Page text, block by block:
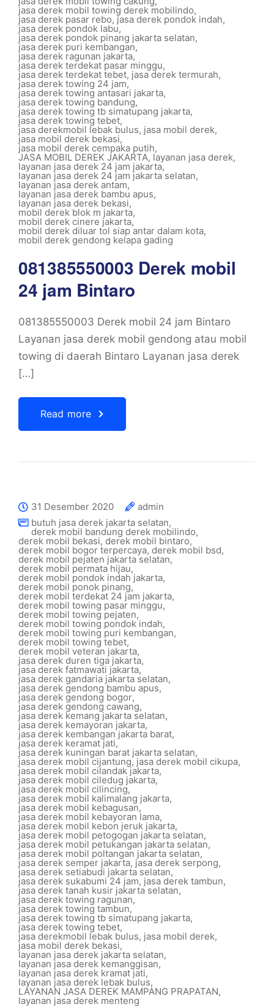
jasa derek mobil towing derek mobilindo,
jasa derek pasar rebo, jasa derek pondok indah,
jasa derek pondok labu,
jasa derek pondok pinang jakarta selatan,
jasa derek puri kembangan,
jasa derek ragunan jakarta,
jasa derek terdekat pasar minggu,
jasa derek terdekat tebet, jasa derek termurah,
jasa derek towing 24 jam,
jasa derek towing antasari jakarta,
jasa derek towing bandung,
jasa derek towing tb simatupang jakarta,
jasa derek towing tebet,
jasa derekmobil lebak bulus, jasa mobil derek,
jasa mobil derek bekasi,
jasa mobil derek cempaka putih,
JASA MOBIL DEREK JAKARTA, layanan jasa derek,
layanan jasa derek 24 jam jakarta,
layanan jasa derek 24 jam jakarta selatan,
layanan jasa derek antam,
layanan jasa derek bambu apus,
layanan jasa derek bekasi,
mobil derek blok m jakarta,
mobil derek cinere jakarta,
mobil derek diluar tol siap antar dalam kota,
mobil derek gendong kelapa gading
081385550003 Derek mobil
24 jam Bintaro
081385550003 Derek mobil 24 jam Bintaro
Layanan jasa derek mobil gendong atau mobil
towing di daerah Bintaro Layanan jasa derek
[…]
Read more
31 Desember 2020
admin
butuh jasa derek jakarta selatan,
derek mobil bandung derek mobilindo,
derek mobil bekasi, derek mobil bintaro,
derek mobil bogor terpercaya, derek mobil bsd,
derek mobil pejaten jakarta selatan,
derek mobil permata hijau,
derek mobil pondok indah jakarta,
derek mobil ponok pinang,
derek mobil terdekat 24 jam jakarta,
derek mobil towing pasar minggu,
derek mobil towing pejaten,
derek mobil towing pondok indah,
derek mobil towing puri kembangan,
derek mobil towing tebet,
derek mobil veteran jakarta,
jasa derek duren tiga jakarta,
jasa derek fatmawati jakarta,
jasa derek gandaria jakarta selatan,
jasa derek gendong bambu apus,
jasa derek gendong bogor,
jasa derek gendong cawang,
jasa derek kemang jakarta selatan,
jasa derek kemayoran jakarta,
jasa derek kembangan jakarta barat,
jasa derek keramat jati,
jasa derek kuningan barat jakarta selatan,
jasa derek mobil cijantung, jasa derek mobil cikupa,
jasa derek mobil cilandak jakarta,
jasa derek mobil ciledug jakarta,
jasa derek mobil cilincing,
jasa derek mobil kalimalang jakarta,
jasa derek mobil kebagusan,
jasa derek mobil kebayoran lama,
jasa derek mobil kebon jeruk jakarta,
jasa derek mobil petogogan jakarta selatan,
jasa derek mobil petukangan jakarta selatan,
jasa derek mobil poltangan jakarta selatan,
jasa derek semper jakarta, jasa derek serpong,
jasa derek setiabudi jakarta selatan,
jasa derek sukabumi 24 jam, jasa derek tambun,
jasa derek tanah kusir jakarta selatan,
jasa derek towing ragunan,
jasa derek towing tambun,
jasa derek towing tb simatupang jakarta,
jasa derek towing tebet,
jasa derekmobil lebak bulus, jasa mobil derek,
jasa mobil derek bekasi,
layanan jasa derek jakarta selatan,
layanan jasa derek kemanggisan,
layanan jasa derek kramat jati,
layanan jasa derek lebak bulus,
LAYANAN JASA DEREK MAMPANG PRAPATAN,
layanan jasa derek menteng